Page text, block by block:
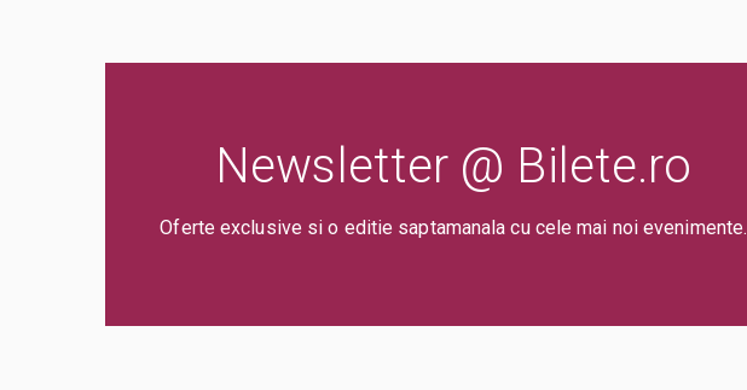
Newsletter @ Bilete.ro
Oferte exclusive si o editie saptamanala cu cele mai noi evenimente.